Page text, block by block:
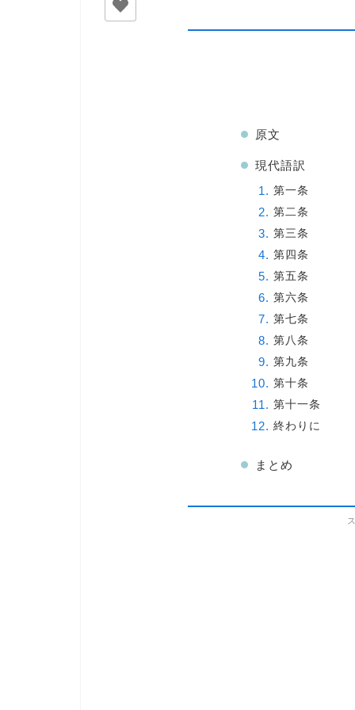
原文
現代語訳
第一条
第二条
第三条
第四条
第五条
第六条
第七条
第八条
第九条
第十条
第十一条
終わりに
まとめ